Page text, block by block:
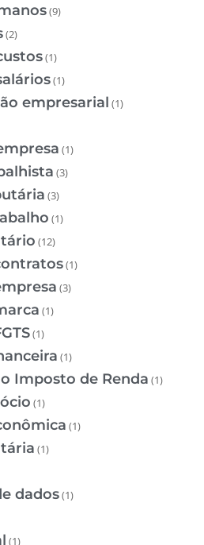
(9)
(2)
(1)
(1)
empresarial (1)
(1)
(3)
(3)
(1)
(12)
(1)
(3)
(1)
(1)
(1)
Imposto de Renda (1)
(1)
(1)
(1)
dados(1)
(1)